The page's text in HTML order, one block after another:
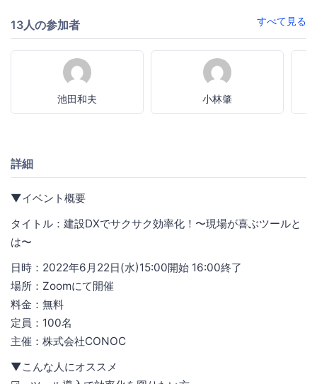
13人の参加者 すべて見る
池田和夫 小林肇
詳細
▼イベント概要
タイトル：建設DXでサクサク効率化！〜現場が喜ぶツールと
は〜
日時：2022年6月22日(水)15:00開始 16:00終了
場所：Zoomにて開催
料金：無料
定員：100名
主催：株式会社CONOC
▼こんな人にオススメ